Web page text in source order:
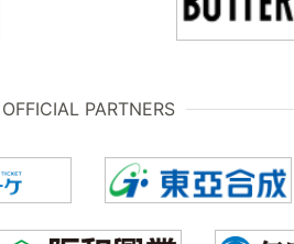
OFFICIAL PARTNERS